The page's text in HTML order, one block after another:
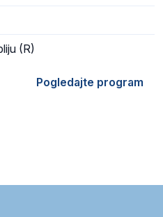
(R)
Pogledajte program